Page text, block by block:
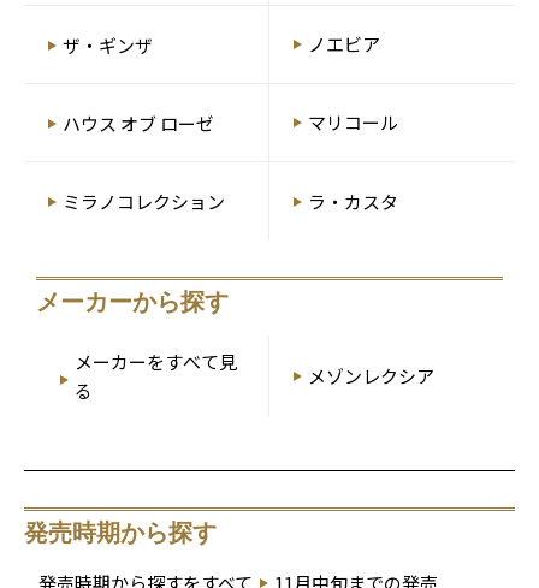
ザ・ギンザ ノエビア
ハウス オブ ローゼ マリコール
ミラノコレクション ラ・カスタ
メーカーから探す
メーカーをすべて見
る
メゾンレクシア
発売時期から探す
発売時期から探すをすべて 11月中旬までの発売